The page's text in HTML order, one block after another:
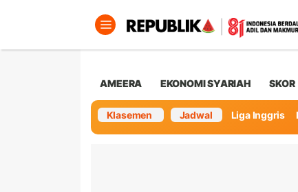
AMEERA EKONOMI SYARIAH SKOR
Klasemen Jadwal Liga Inggris